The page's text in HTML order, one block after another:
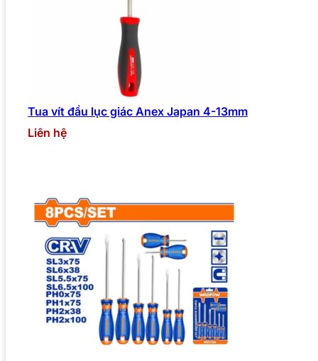
Tua vít đầu lục giác Anex Japan 4-13mm
Liên hệ